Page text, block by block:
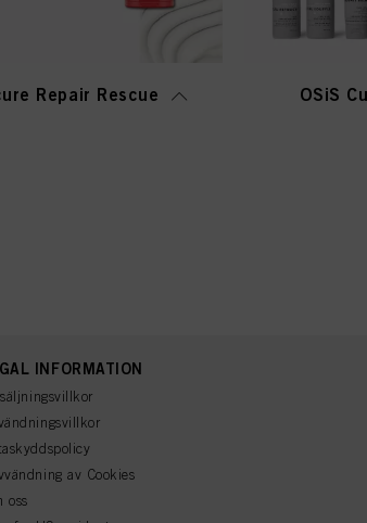
Repair Rescue OSiS
INFORMATION
av Cookies
oss